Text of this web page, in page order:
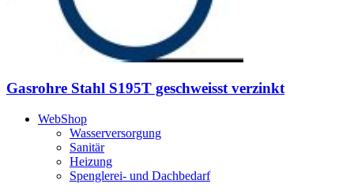
Gasrohre Stahl S195T geschweisst verzinkt
WebShop
Wasserversorgung
Sanitär
Heizung
Spenglerei- und Dachbedarf